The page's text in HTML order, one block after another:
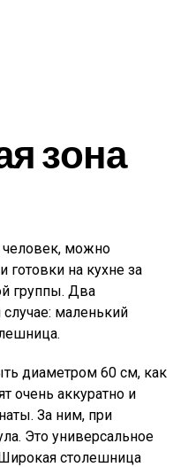
зона
человек, можно
готовки на кухне за
группы. Два
маленький
диаметром 60 см, как
очень аккуратно и
За ним, при
Это универсальное
столешница